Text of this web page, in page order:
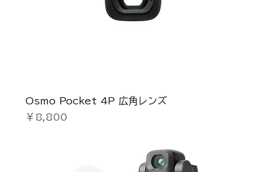
Osmo Pocket 4P 広角レンズ
価格
￥8,800